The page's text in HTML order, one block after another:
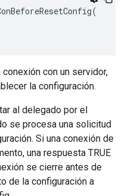
con un servidor,
la configuración.
al delegado por el
se procesa una solicitud
Si una conexión de
una respuesta TRUE
se cierre antes de
de la configuración a